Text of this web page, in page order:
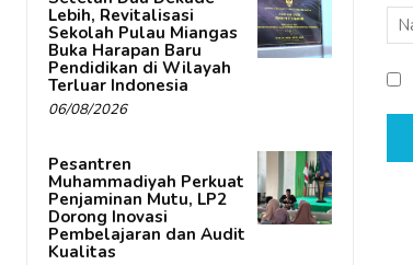
Lebih, Revitalisasi
Sekolah Pulau Miangas
Buka Harapan Baru
Pendidikan di Wilayah
Terluar Indonesia
06/08/2026
Pesantren
Muhammadiyah Perkuat
Penjaminan Mutu, LP2
Dorong Inovasi
Pembelajaran dan Audit
Kualitas